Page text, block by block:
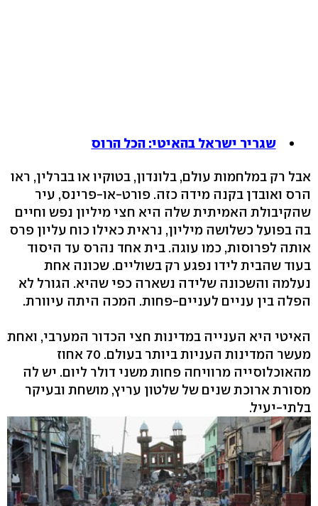
שגריר ישראל בהאיטי: הכל הרוס
אבל רק במלחמות עולם, בלונדון, בטוקיו או בברלין, ראו
הרס ואובדן בקנה מידה כזה. פורט-או-פרינס, עיר
שהקיבולת האמיתית שלה היא חצי מיליון נפש וחיים
בה בפועל כשלושה מיליון, נראית כאילו כוח עליון פרס
אותה לפרוסות, כמו עוגה. בית אחד נהרס עד היסוד
בעוד שהבית לידו נפגע רק בשוליים. שכונה אחת
נעלמה והשכונה שלידה נשארה כפי שהיא. הגורל לא
הפלה בין עניים לעניים-פחות. המכה היתה עיוורת.
האיטי היא הענייה במדינות חצי הכדור המערבי, ואחת
מעשר המדינות העניות ביותר בעולם. 70 אחוז
מהאוכלוסייה מרוויחה פחות משני דולר ליום. יש לה
מסורת ארוכת שנים של שלטון עריץ, מושחת ובעיקר
בלתי-יעיל.